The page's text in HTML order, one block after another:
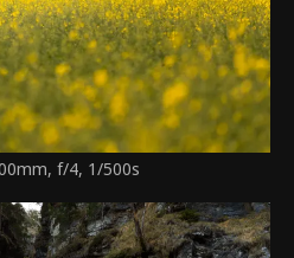
f/4, 1/500s